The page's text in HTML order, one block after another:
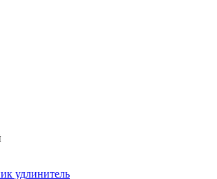
удлинитель